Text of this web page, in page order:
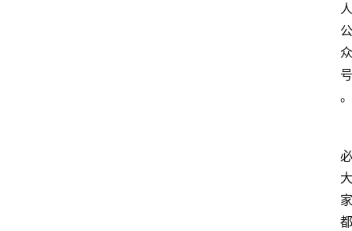
人
公
众
号
。
必
大
家
都